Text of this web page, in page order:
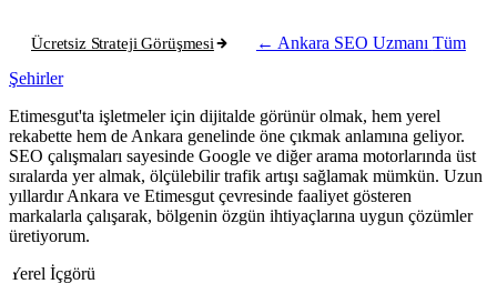
Ücretsiz Strateji Görüşmesi ← Ankara SEO Uzmanı Tüm
Şehirler
Etimesgut'ta işletmeler için dijitalde görünür olmak, hem yerel
rekabette hem de Ankara genelinde öne çıkmak anlamına geliyor.
SEO çalışmaları sayesinde Google ve diğer arama motorlarında üst
sıralarda yer almak, ölçülebilir trafik artışı sağlamak mümkün. Uzun
yıllardır Ankara ve Etimesgut çevresinde faaliyet gösteren
markalarla çalışarak, bölgenin özgün ihtiyaçlarına uygun çözümler
üretiyorum.
Yerel İçgörü